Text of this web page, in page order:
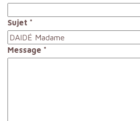
Sujet *
Message *